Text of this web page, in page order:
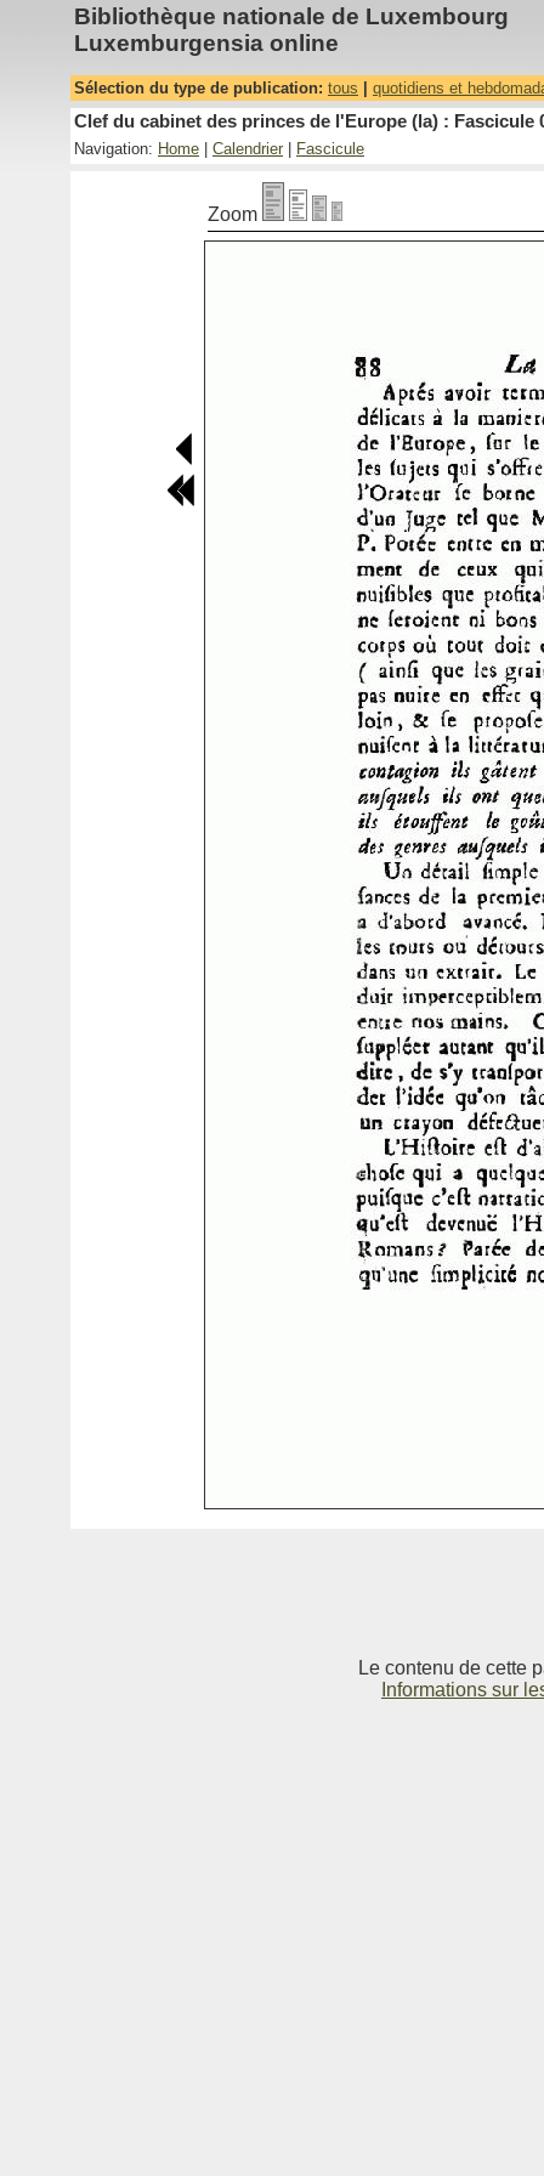
Bibliothèque nationale de Luxembourg
Luxemburgensia online
Sélection du type de publication: tous quotidiens et
Clef du cabinet des princes de l'Europe (la) : Fascicule
Navigation: Home Calendrier Fascicule
Zoom
Le contenu de cette
Informations sur